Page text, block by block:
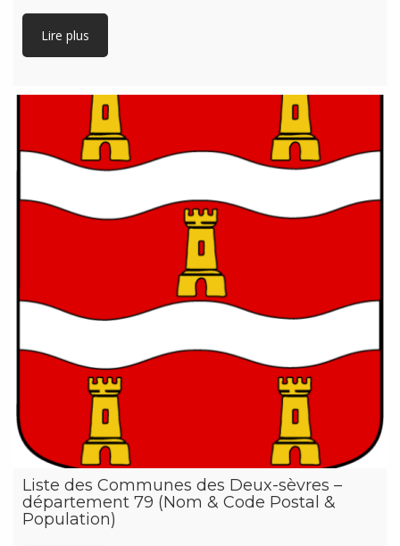
Lire plus
Liste des Communes des Deux-sèvres –
département 79 (Nom & Code Postal &
Population)